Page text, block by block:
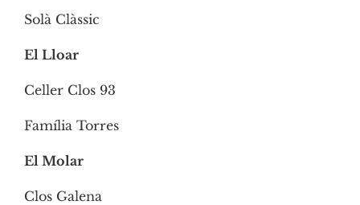
Solà Clàssic
El Lloar
Celler Clos 93
Família Torres
El Molar
Clos Galena